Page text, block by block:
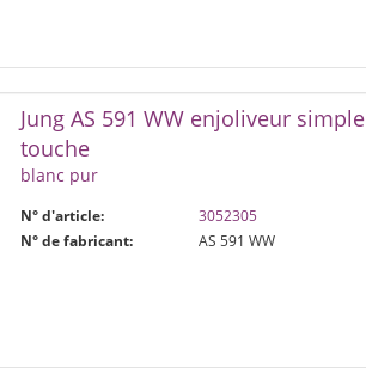
Jung AS 591 WW enjoliveur simple
touche
blanc pur
N° d'article:
3052305
N° de fabricant:
AS 591 WW